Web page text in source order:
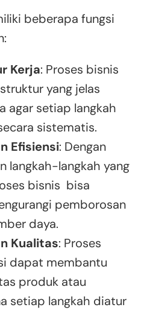
beberapa fungsi
Kerja: Proses bisnis
yang jelas
agar setiap langkah
sistematis.
Efisiensi: Dengan
langkah-langkah yang
bisnis bisa
pemborosan
daya.
Kualitas: Proses
dapat membantu
produk atau
setiap langkah diatur